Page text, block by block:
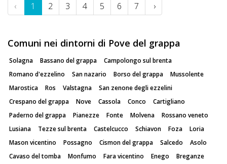
‹ 1 2 3 4 5 6 7 ›
Comuni nei dintorni di Pove del grappa
Solagna Bassano del grappa
Campolongo sul brenta
Romano d'ezzelino
San nazario Borso del grappa
Mussolente
Marostica
Ros Valstagna
San zenone degli ezzelini
Crespano del grappa
Nove Cassola Conco
Cartigliano
Paderno del grappa
Pianezze Fonte Molvena
Rossano veneto
Lusiana
Tezze sul brenta Castelcucco Schiavon Foza
Loria
Mason vicentino
Possagno Cismon del grappa Salcedo
Asolo
Cavaso del tomba
Monfumo Fara vicentino Enego
Breganze